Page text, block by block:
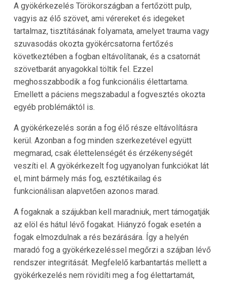
A gyökérkezelés Törökországban a fertőzött pulp,
vagyis az élő szövet, ami vérereket és idegeket
tartalmaz, tisztításának folyamata, amelyet trauma vagy
szuvasodás okozta gyökércsatorna fertőzés
következtében a fogban eltávolítanak, és a csatornát
szövetbarát anyagokkal töltik fel. Ezzel
meghosszabbodik a fog funkcionális élettartama.
Emellett a páciens megszabadul a fogvesztés okozta
egyéb problémáktól is.
A gyökérkezelés során a fog élő része eltávolításra
kerül. Azonban a fog minden szerkezetével együtt
megmarad, csak élettelenségét és érzékenységét
veszíti el. A gyökérkezelt fog ugyanolyan funkciókat lát
el, mint bármely más fog, esztétikailag és
funkcionálisan alapvetően azonos marad.
A fogaknak a szájukban kell maradniuk, mert támogatják
az elöl és hátul lévő fogakat. Hiányzó fogak esetén a
fogak elmozdulnak a rés bezárására. Így a helyén
maradó fog a gyökérkezeléssel megőrzi a szájban lévő
rendszer integritását. Megfelelő karbantartás mellett a
gyökérkezelés nem rövidíti meg a fog élettartamát,